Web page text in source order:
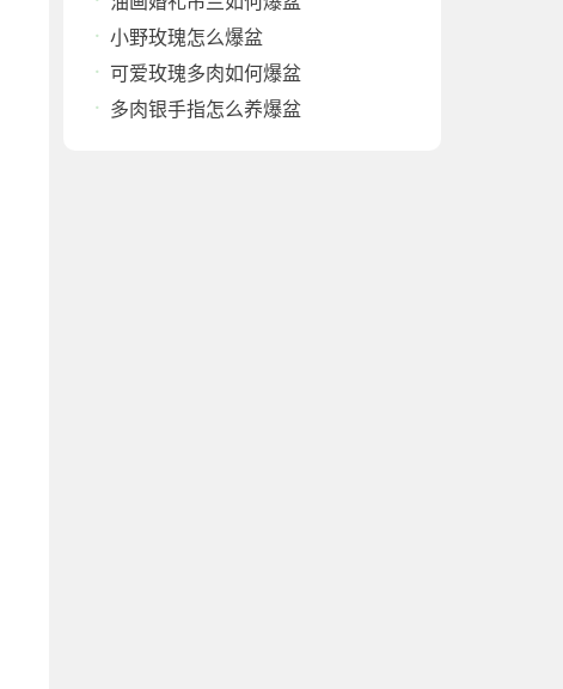
小野玫瑰怎么爆盆
可爱玫瑰多肉如何爆盆
多肉银手指怎么养爆盆